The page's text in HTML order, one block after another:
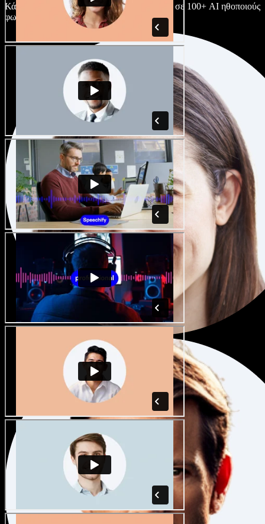
Κάθε έργο είναι μοναδικό. Διάλεξε ανάμεσα σε 100+ AI ηθοποιούς
φωνής & διαλέκτους και κάν’ τους όπως θες.